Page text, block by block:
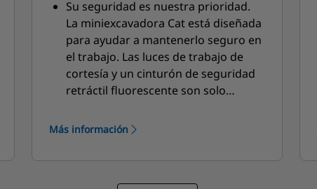
Su seguridad es nuestra prioridad.
La miniexcavadora Cat está diseñada
para ayudar a mantenerlo seguro en
el trabajo. Las luces de trabajo de
cortesía y un cinturón de seguridad
retráctil fluorescente son solo
seguridad que incorporamos en la
Más información